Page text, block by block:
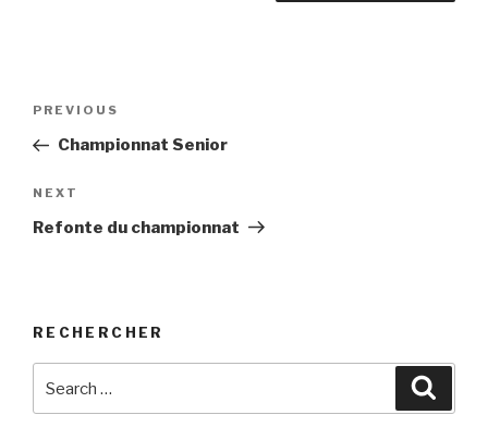
Post
Previous
Post
PREVIOUS
Championnat Senior
Next
Post
NEXT
Refonte du championnat
RECHERCHER